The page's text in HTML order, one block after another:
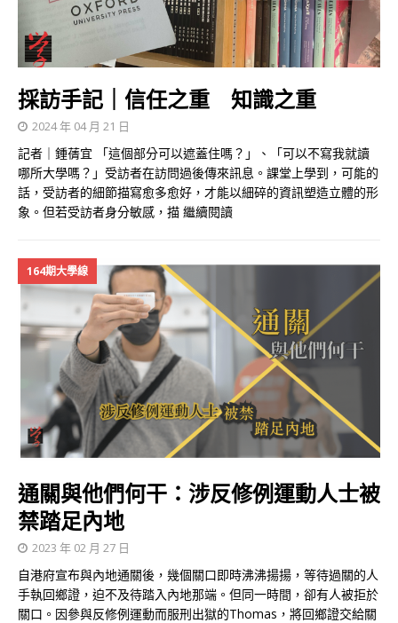
採訪手記｜信任之重 知識之重
2024 年 04 月 21 日
記者｜鍾蒨宜 「這個部分可以遮蓋住嗎？」、「可以不寫我就讀
哪所大學嗎？」受訪者在訪問過後傳來訊息。課堂上學到，可能的
話，受訪者的細節描寫愈多愈好，才能以細碎的資訊塑造立體的形
象。但若受訪者身分敏感，描 繼續閱讀
164期大學線
通關與他們何干：涉反修例運動人士被
禁踏足內地
2023 年 02 月 27 日
自港府宣布與內地通關後，幾個關口即時沸沸揚揚，等待過關的人
手執回鄉證，迫不及待踏入內地那端。但同一時間，卻有人被拒於
關口。因參與反修例運動而服刑出獄的Thomas，將回鄉證交給關